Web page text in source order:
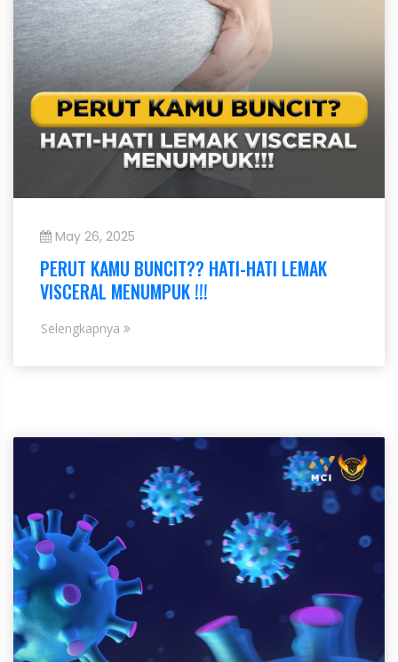
May 26, 2025
PERUT KAMU BUNCIT?? HATI-HATI LEMAK
VISCERAL MENUMPUK !!!
Selengkapnya